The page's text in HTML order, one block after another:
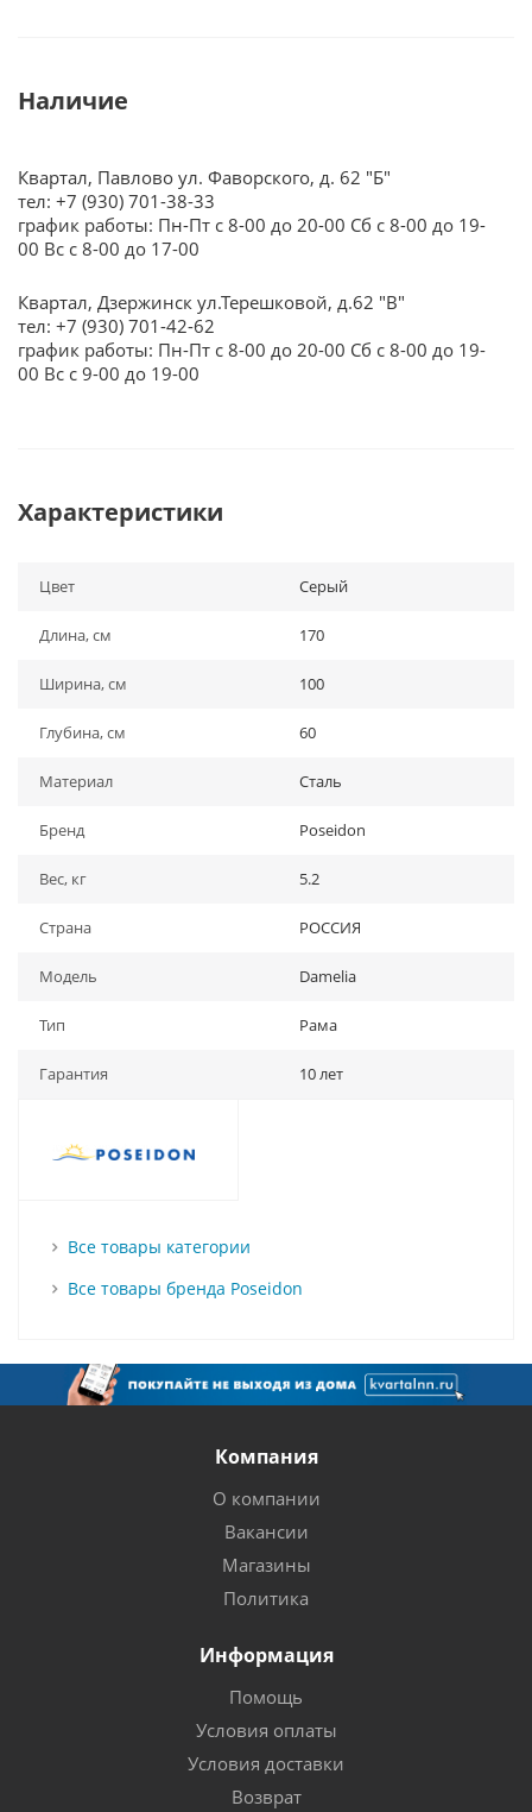
Наличие
Квартал, Павлово ул. Фаворского, д. 62 "Б"
тел: +7 (930) 701-38-33
график работы: Пн-Пт с 8-00 до 20-00 Сб с 8-00 до 19-
00 Вс с 8-00 до 17-00
Квартал, Дзержинск ул.Терешковой, д.62 "В"
тел: +7 (930) 701-42-62
график работы: Пн-Пт с 8-00 до 20-00 Сб с 8-00 до 19-
00 Вс с 9-00 до 19-00
Характеристики
Цвет Серый
Длина, см 170
Ширина, см 100
Глубина, см 60
Материал Сталь
Бренд Poseidon
Вес, кг 5.2
Страна РОССИЯ
Модель Damelia
Тип Рама
Гарантия 10 лет
Все товары категории
Все товары бренда Poseidon
Компания
О компании
Вакансии
Магазины
Политика
Информация
Помощь
Условия оплаты
Условия доставки
Возврат